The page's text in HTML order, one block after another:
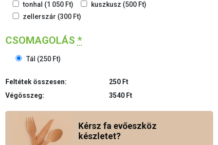
tonhal (1 050 Ft) kuszkusz (500 Ft)
zellerszár (300 Ft)
CSOMAGOLÁS *
Tál (250 Ft)
Feltétek összesen:
250 Ft
Végösszeg:
3540 Ft
Kérsz fa evőeszköz
készletet?